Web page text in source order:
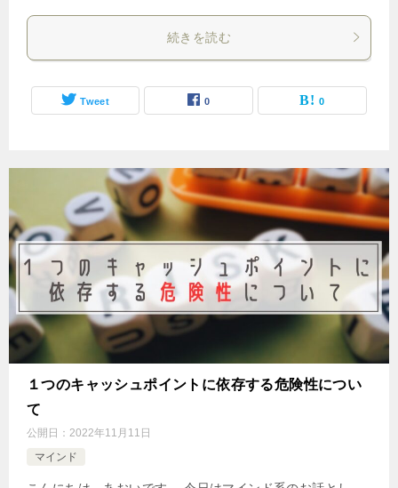
続きを読む
Tweet 0 0
１つのキャッシュポイントに依存する危険性につい
て
公開日： 2022年11月11日
マインド